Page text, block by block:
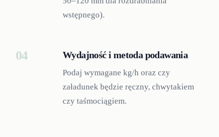
wstępnego).
04 Wydajność i metoda podawania
Podaj wymagane kg/h oraz czy
załadunek będzie ręczny, chwytakiem
czy taśmociągiem.